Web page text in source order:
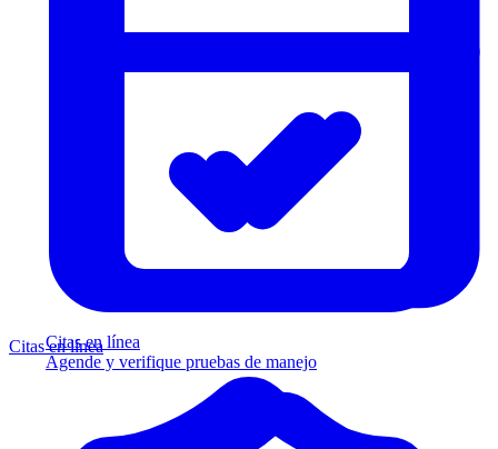
Citas en línea
Agende y verifique pruebas de manejo
Citas en línea